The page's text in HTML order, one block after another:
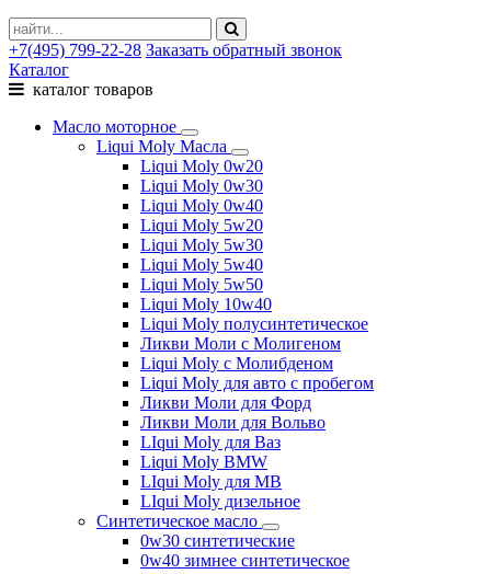
+7(495) 799-22-28 Заказать обратный звонок
Каталог
каталог товаров
Масло моторное
Liqui Moly Масла
Liqui Moly 0w20
Liqui Moly 0w30
Liqui Moly 0w40
Liqui Moly 5w20
Liqui Moly 5w30
Liqui Moly 5w40
Liqui Moly 5w50
Liqui Moly 10w40
Liqui Moly полусинтетическое
Ликви Моли с Молигеном
Liqui Moly с Молибденом
Liqui Moly для авто с пробегом
Ликви Моли для Форд
Ликви Моли для Вольво
LIqui Moly для Ваз
Liqui Moly BMW
LIqui Moly для MB
LIqui Moly дизельное
Синтетическое масло
0w30 синтетические
0w40 зимнее синтетическое